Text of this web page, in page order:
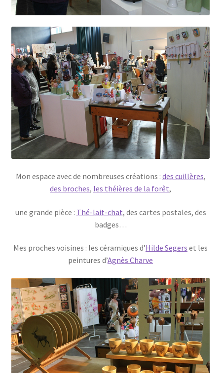
Mon espace avec de nombreuses créations : des cuillères,
des broches, les théières de la forêt,
une grande pièce : Thé-lait-chat, des cartes postales, des
badges…
Mes proches voisines : les céramiques d’Hilde Segers et les
peintures d’Agnès Charve